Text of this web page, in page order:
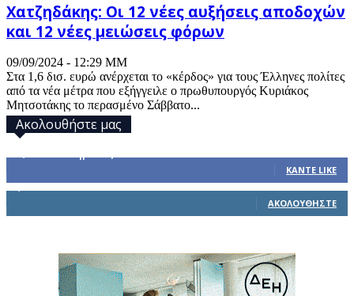
Χατζηδάκης: Οι 12 νέες αυξήσεις αποδοχών
και 12 νέες μειώσεις φόρων
09/09/2024 - 12:29 ΜΜ
Στα 1,6 δισ. ευρώ ανέρχεται το «κέρδος» για τους Έλληνες πολίτες
από τα νέα μέτρα που εξήγγειλε ο πρωθυπουργός Κυριάκος
Μητσοτάκης το περασμένο Σάββατο...
Ακολουθήστε μας
ΚΆΝΤΕ LIKE
ΑΚΟΛΟΥΘΉΣΤΕ